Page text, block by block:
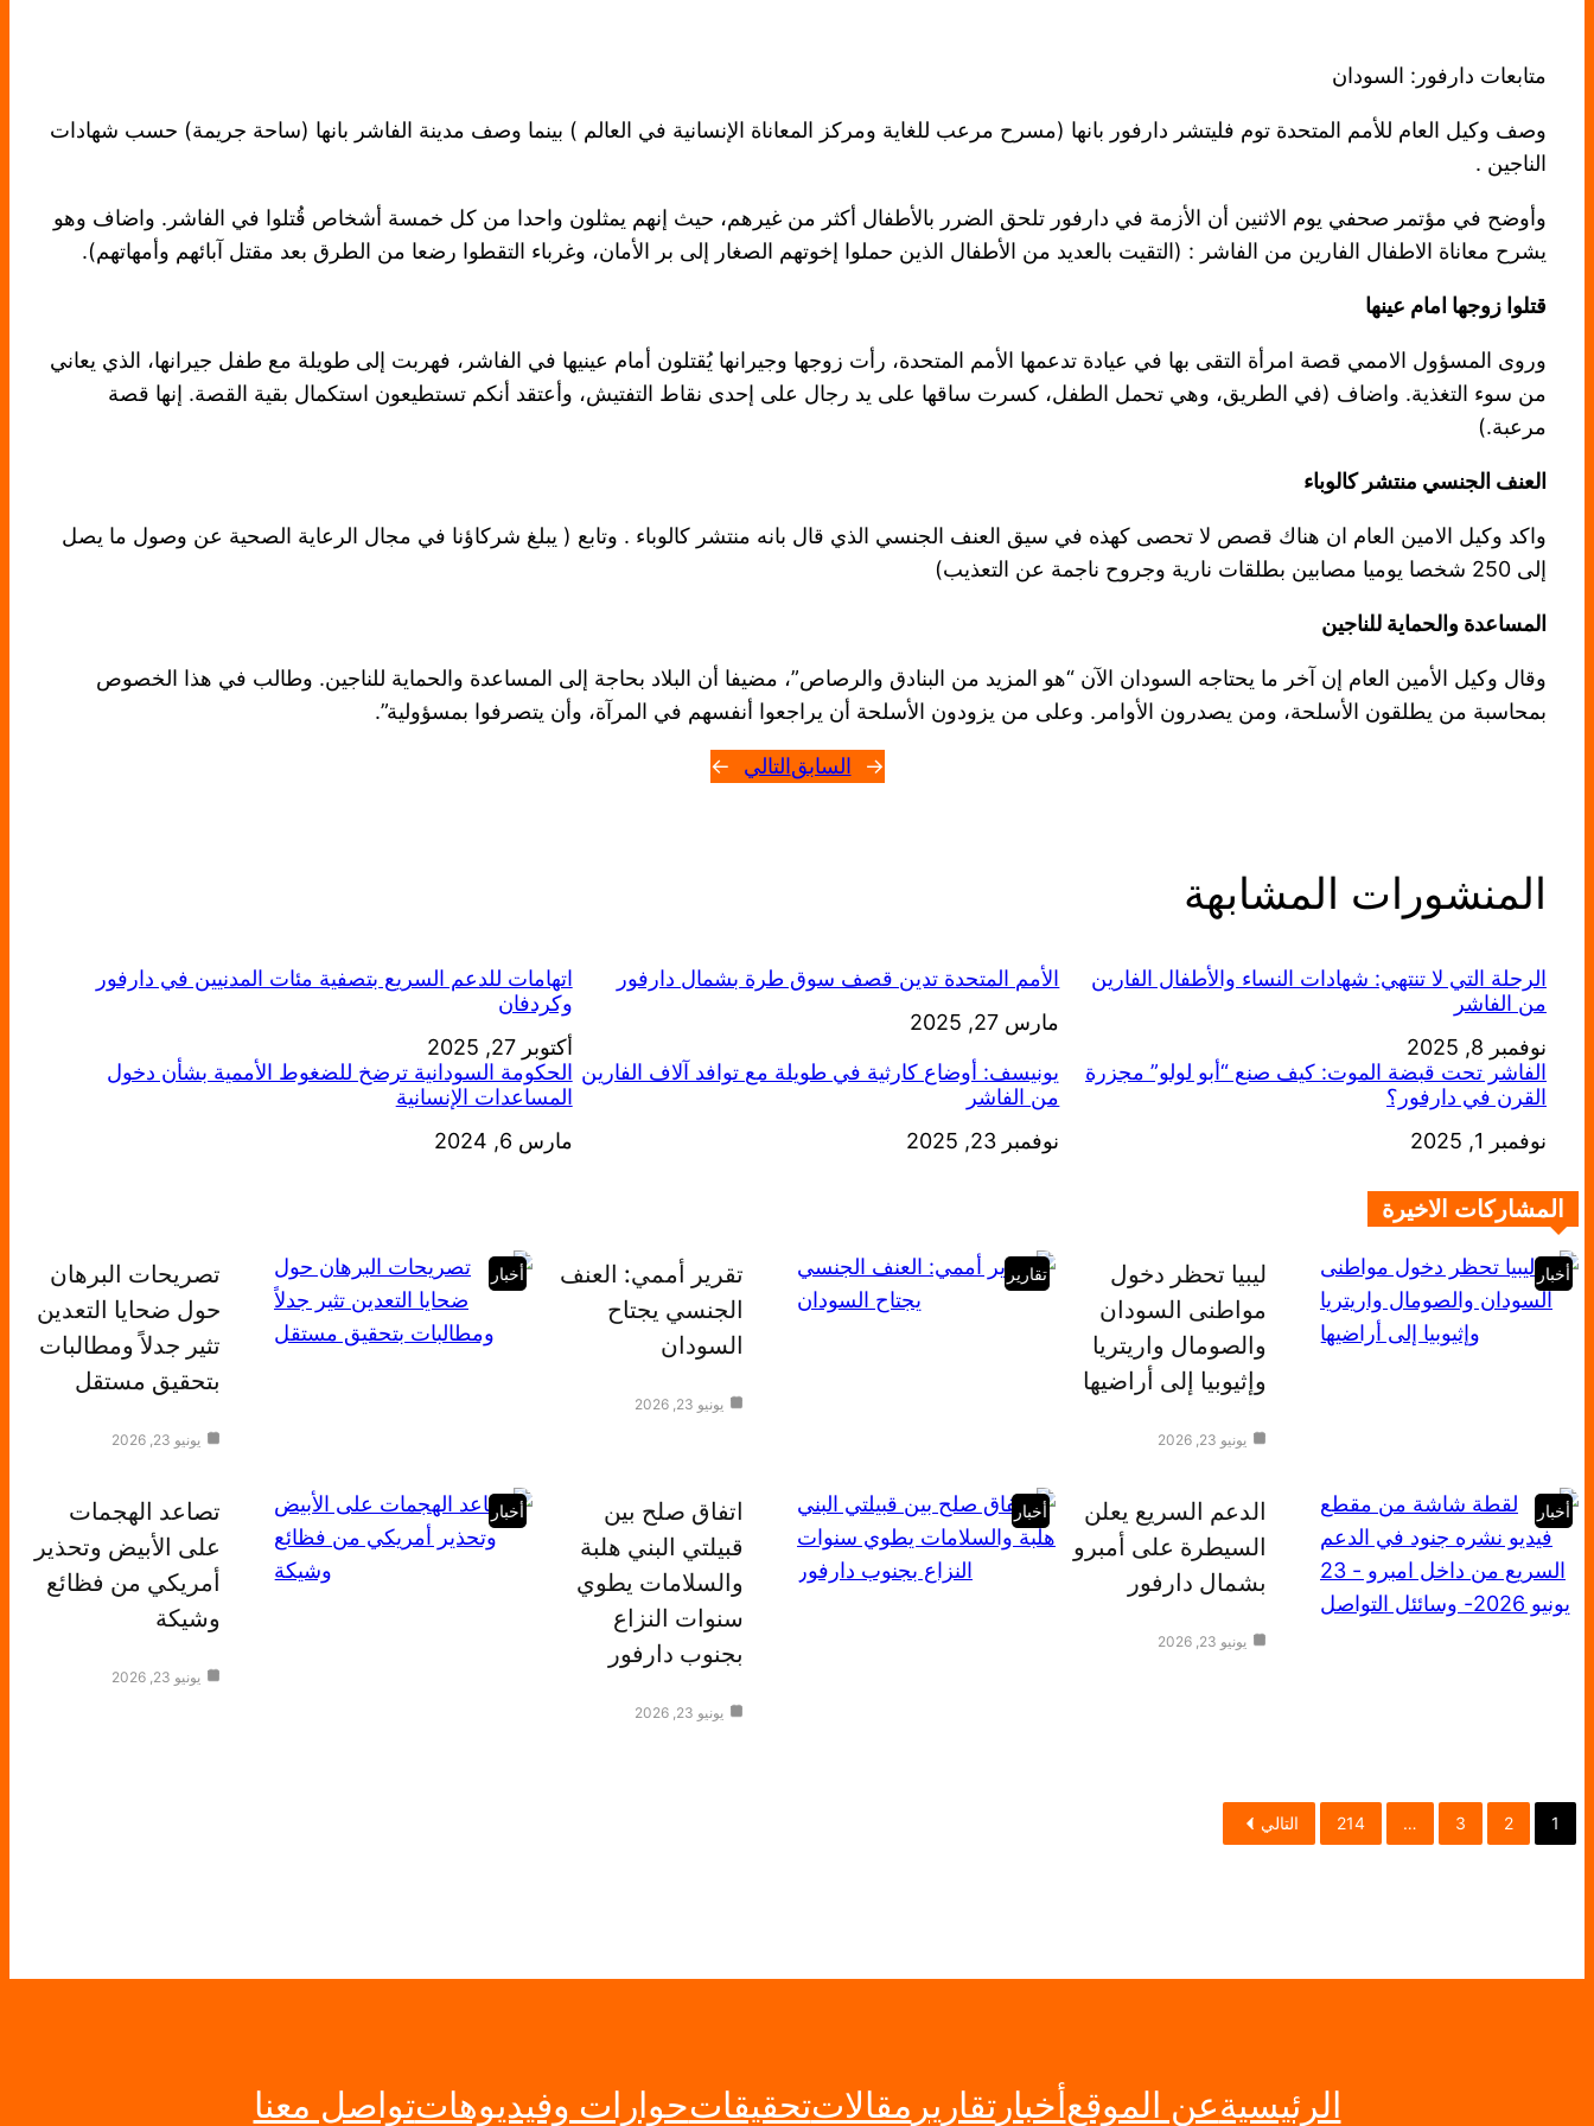
متابعات دارفور: السودان
وصف وكيل العام للأمم المتحدة توم فليتشر دارفور بانها (مسرح مرعب للغاية ومركز المعاناة الإنسانية في العالم ) بينما وصف مدينة الفاشر بانها (ساحة جريمة) حسب شهادات
الناجين .
وأوضح في مؤتمر صحفي يوم الاثنين أن الأزمة في دارفور تلحق الضرر بالأطفال أكثر من غيرهم، حيث إنهم يمثلون واحدا من كل خمسة أشخاص قُتلوا في الفاشر. واضاف وهو
يشرح معاناة الاطفال الفارين من الفاشر : (التقيت بالعديد من الأطفال الذين حملوا إخوتهم الصغار إلى بر الأمان، وغرباء التقطوا رضعا من الطرق بعد مقتل آبائهم وأمهاتهم).
قتلوا زوجها امام عينها
وروى المسؤول الاممي قصة امرأة التقى بها في عيادة تدعمها الأمم المتحدة، رأت زوجها وجيرانها يُقتلون أمام عينيها في الفاشر، فهربت إلى طويلة مع طفل جيرانها، الذي يعاني
من سوء التغذية. واضاف (في الطريق، وهي تحمل الطفل، كسرت ساقها على يد رجال على إحدى نقاط التفتيش، وأعتقد أنكم تستطيعون استكمال بقية القصة. إنها قصة
مرعبة.)
العنف الجنسي منتشر كالوباء
واكد وكيل الامين العام ان هناك قصص لا تحصى كهذه في سيق العنف الجنسي الذي قال بانه منتشر كالوباء . وتابع ( يبلغ شركاؤنا في مجال الرعاية الصحية عن وصول ما يصل
إلى 250 شخصا يوميا مصابين بطلقات نارية وجروح ناجمة عن التعذيب)
المساعدة والحماية للناجين
وقال وكيل الأمين العام إن آخر ما يحتاجه السودان الآن “هو المزيد من البنادق والرصاص”، مضيفا أن البلاد بحاجة إلى المساعدة والحماية للناجين. وطالب في هذا الخصوص
بمحاسبة من يطلقون الأسلحة، ومن يصدرون الأوامر. وعلى من يزودون الأسلحة أن يراجعوا أنفسهم في المرآة، وأن يتصرفوا بمسؤولية”.
← السابقالتالي →
المنشورات المشابهة
الرحلة التي لا تنتهي: شهادات النساء والأطفال الفارين
من الفاشر
التاريخ
نوفمبر 8, 2025
الأمم المتحدة تدين قصف سوق طرة بشمال دارفور
التاريخ
مارس 27, 2025
اتهامات للدعم السريع بتصفية مئات المدنيين في دارفور
وكردفان
التاريخ
أكتوبر 27, 2025
الفاشر تحت قبضة الموت: كيف صنع “أبو لولو” مجزرة
القرن في دارفور؟
التاريخ
نوفمبر 1, 2025
يونيسف: أوضاع كارثية في طويلة مع توافد آلاف الفارين
من الفاشر
التاريخ
نوفمبر 23, 2025
الحكومة السودانية ترضخ للضغوط الأممية بشأن دخول
المساعدات الإنسانية
التاريخ
مارس 6, 2024
المشاركات الاخيرة
أخبار
ليبيا تحظر دخول
مواطنى السودان
والصومال واريتريا
وإثيوبيا إلى أراضيها
يونيو 23, 2026
تقارير
تقرير أممي: العنف
الجنسي يجتاح
السودان
يونيو 23, 2026
أخبار
تصريحات البرهان
حول ضحايا التعدين
تثير جدلاً ومطالبات
بتحقيق مستقل
يونيو 23, 2026
أخبار
الدعم السريع يعلن
السيطرة على أمبرو
بشمال دارفور
يونيو 23, 2026
أخبار
اتفاق صلح بين
قبيلتي البني هلبة
والسلامات يطوي
سنوات النزاع
بجنوب دارفور
يونيو 23, 2026
أخبار
تصاعد الهجمات
على الأبيض وتحذير
أمريكي من فظائع
وشيكة
يونيو 23, 2026
1
2
3
…
214 التالي
الرئيسيةعن الموقعأخبارتقارير مقالاتتحقيقاتحوارات وفيديوهاتتواصل معنا